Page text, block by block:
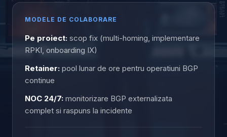
MODELE DE COLABORARE
Pe proiect: scop fix (multi-homing, implementare
RPKI, onboarding IX)
Retainer: pool lunar de ore pentru operatiuni BGP
continue
NOC 24/7: monitorizare BGP externalizata
complet si raspuns la incidente